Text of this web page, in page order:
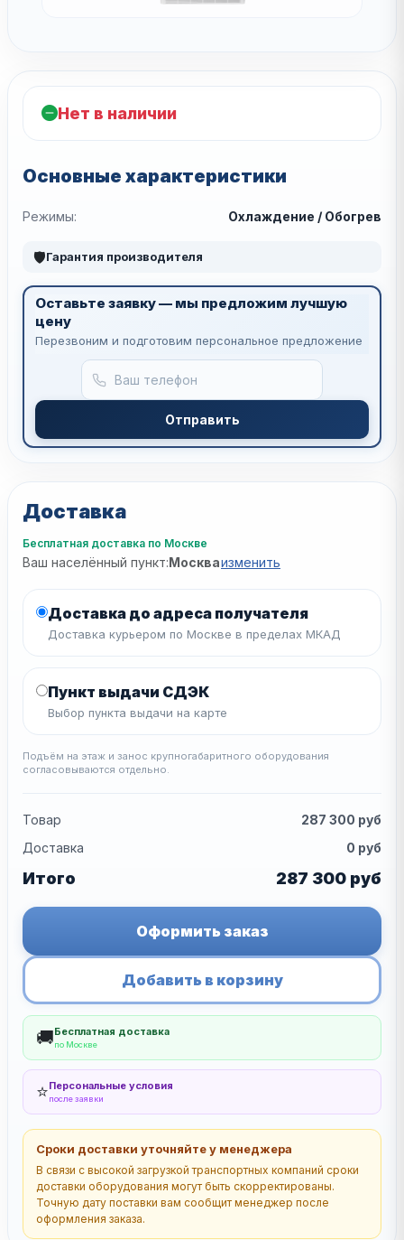
Нет в наличии
Основные характеристики
Режимы: Охлаждение / Обогрев
🛡Гарантия производителя
Оставьте заявку — мы предложим лучшую
цену
Перезвоним и подготовим персональное предложение
Отправить
Доставка
Бесплатная доставка по Москве
Ваш населённый пункт:Москваизменить
Доставка до адреса получателя
Доставка курьером по Москве в пределах МКАД
Пункт выдачи СДЭК
Выбор пункта выдачи на карте
Подъём на этаж и занос крупногабаритного оборудования
согласовываются отдельно.
Товар 287 300 руб
Доставка
0 руб
Итого 287 300 руб
Оформить заказ
Добавить в корзину
🚚Бесплатная доставка
по Москве
⭐Персональные условия
после заявки
Сроки доставки уточняйте у менеджера
В связи с высокой загрузкой транспортных компаний сроки
доставки оборудования могут быть скорректированы.
Точную дату поставки вам сообщит менеджер после
оформления заказа.